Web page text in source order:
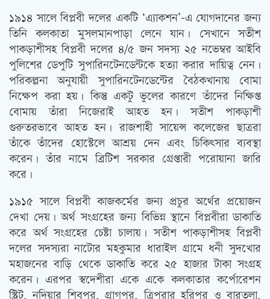
১৯১৪ সালে বিপ্লবী দলের একটি ‘এ্যাকশন’-এ যোগদানের জন্য
তিনি কলকাতা মুসলমানপাড়া লেনে যান। সেখানে সতীশ
পাকড়াশীসহ বিপ্লবী দলের ৪/৫ জন সদস্য ২৫ নভেম্বর আইবি
পুলিশের ডেপুটি সুপারিনটেনডেন্টকে হত্যা করার দায়িত্ব নেন।
পরিকল্পনা অনুযায়ী সুপারিনটেনডেন্টের বৈঠকখানায় বোমা
নিক্ষেপ করা হয়। কিন্তু একটু ভুলের কারণে তাঁদের নিক্ষিপ্ত
বোমায় তাঁরা নিজেরাই আহত হন। সতীশ পাকড়াশী
গুরুতরভাবে আহত হন। রাজশাহী সায়েন্স কলেজের ছাত্ররা
তাঁকে তাঁদের হোস্টেলে আশ্রয় দেন এবং চিকিৎসার ব্যবস্থা
করেন। তাঁর নামে ব্রিটিশ সরকার গ্রেপ্তারী পরোয়ানা জারি
করে।
১৯১৫ সালে বিপ্লবী কাজকর্মের জন্য প্রচুর অর্থের প্রয়োজন
দেখা দেয়। অর্থ সংগ্রহের জন্য বিভিন্ন স্থানে বিপ্লবীরা ডাকাতি
করে অর্থ সংগ্রহের চেষ্টা চালায়। সতীশ পাকড়াশীসহ বিপ্লবী
দলের সদস্যরা নাটোর মহকুমার ধারাইল গ্রামে ধনী সুদখোর
মহাজনের বাড়ি থেকে ডাকাতি করে ২৫ হাজার টাকা সংগ্রহ
করেন। এরপর স্বদেশীরা একে একে কলকাতার কর্পোরেশন
স্ট্রিট, নদিয়ার শিবপুর, গ্রাগপুর, ত্রিপুরার হরিপুর ও বারতলা,